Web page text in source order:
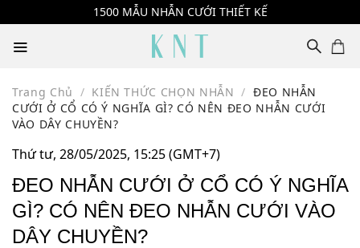
to
content
1500 MẪU NHẪN CƯỚI THIẾT KẾ
Trang Chủ / KIẾN THỨC CHỌN NHẪN / ĐEO NHẪN
CƯỚI Ở CỔ CÓ Ý NGHĨA GÌ? CÓ NÊN ĐEO NHẪN CƯỚI
VÀO DÂY CHUYỀN?
Thứ tư, 28/05/2025, 15:25 (GMT+7)
ĐEO NHẪN CƯỚI Ở CỔ CÓ Ý NGHĨA
GÌ? CÓ NÊN ĐEO NHẪN CƯỚI VÀO
DÂY CHUYỀN?